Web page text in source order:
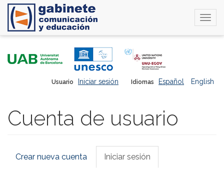
Idiomas Español English
Usuario Iniciar sesión
Cuenta de usuario
Solapas
Crear nueva cuenta Iniciar sesión
activa)